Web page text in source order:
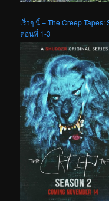
เร็วๆ นี้ – The Creep
ตอนที่ 1-3